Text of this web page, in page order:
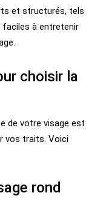
et structurés, tels
faciles à entretenir
choisir la
de votre visage est
vos traits. Voici
rond